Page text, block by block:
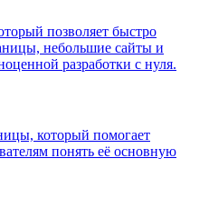
позволяет быстро
небольшие сайты и
разработки с нуля.
который помогает
понять её основную